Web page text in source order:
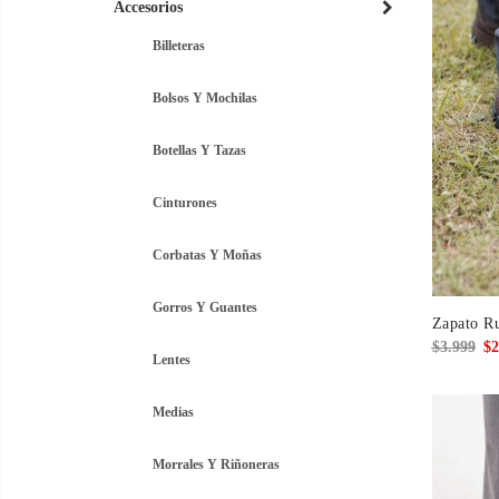
Zapato
$3.999 El
era:
$
Accesorios
Billeteras
Bolsos Y Mochilas
Botellas Y Tazas
Cinturones
Corbatas Y Moñas
Gorros Y Guantes
Lentes
Medias
Morrales Y Riñoneras